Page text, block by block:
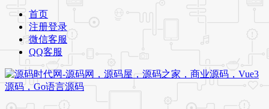
首页
注册登录
微信客服
QQ客服